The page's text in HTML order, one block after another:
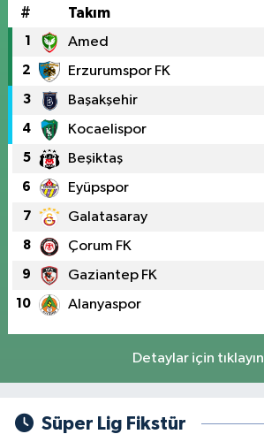
# Takım
1 Amed
2 Erzurumspor FK
3 Başakşehir
4 Kocaelispor
5 Beşiktaş
6 Eyüpspor
7 Galatasaray
8 Çorum FK
9 Gaziantep FK
10 Alanyaspor
Detaylar için tıklayın
Süper Lig Fikstür